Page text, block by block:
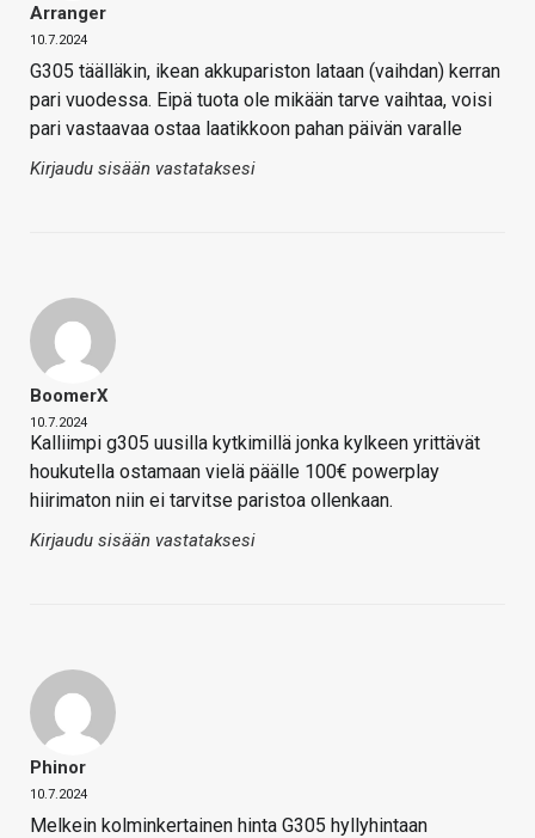
Arranger
10.7.2024
G305 täälläkin, ikean akkupariston lataan (vaihdan) kerran
pari vuodessa. Eipä tuota ole mikään tarve vaihtaa, voisi
pari vastaavaa ostaa laatikkoon pahan päivän varalle
Kirjaudu sisään vastataksesi
BoomerX
10.7.2024
Kalliimpi g305 uusilla kytkimillä jonka kylkeen yrittävät
houkutella ostamaan vielä päälle 100€ powerplay
hiirimaton niin ei tarvitse paristoa ollenkaan.
Kirjaudu sisään vastataksesi
Phinor
10.7.2024
Melkein kolminkertainen hinta G305 hyllyhintaan